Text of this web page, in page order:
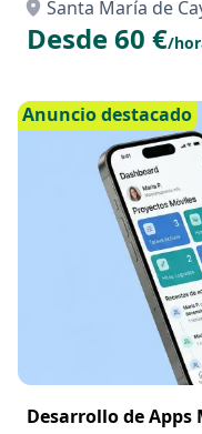
Santa María de
Desde 60 €/
Anuncio destacado
Desarrollo de Apps